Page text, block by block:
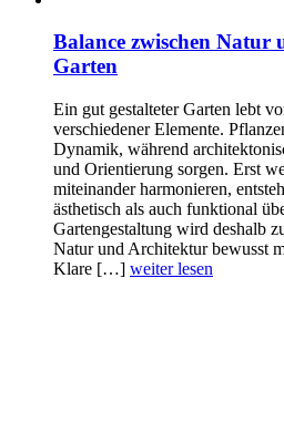
Balance zwischen
Garten
Ein gut gestalteter Garten lebt
verschiedener Elemente.
Dynamik, während
und Orientierung sorgen. Erst
miteinander harmonieren,
ästhetisch als auch funktional
Gartengestaltung wird deshalb
Natur und Architektur bewusst
Klare […] weiter lesen